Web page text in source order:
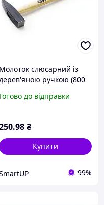
Молоток слюсарний із
ручкою (800
Готово до відправки
.98₴
Купити
99%